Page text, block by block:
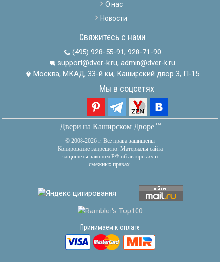
О нас
Новости
Свяжитесь с нами
(495) 928-55-91; 928-71-90
support@dver-k.ru, admin@dver-k.ru
Москва, МКАД, 33-й км, Каширский двор 3, П-15
Мы в соцсетях
Двери на Каширском Дворетм
© 2008-2026 г. Все права защищены
Копирование запрещено. Материалы сайта
защищены законом РФ об авторских и
смежных правах.
Принимаем к оплате